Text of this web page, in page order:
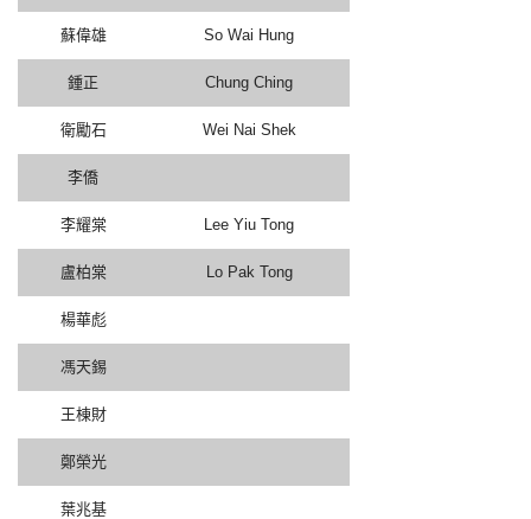
蘇偉雄 So Wai Hung
鍾正 Chung Ching
衛勵石 Wei Nai Shek
李僑
李耀棠 Lee Yiu Tong
盧柏棠 Lo Pak Tong
楊華彪
馮天錫
王棟財
鄭榮光
葉兆基